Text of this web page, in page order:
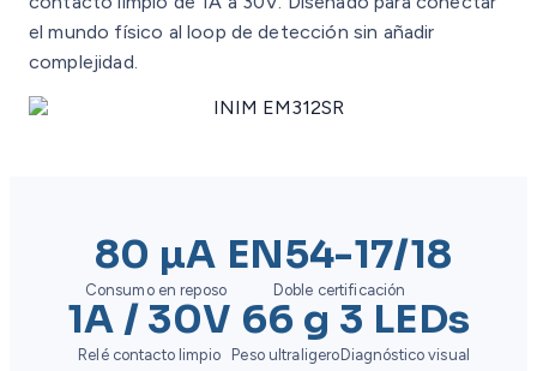
el mundo físico al loop de detección sin añadir
complejidad.
80 µA
Consumo en reposo
EN54-17/18
Doble certificación
1A / 30V
Relé contacto limpio
66 g
Peso ultraligero
3 LEDs
Diagnóstico visual